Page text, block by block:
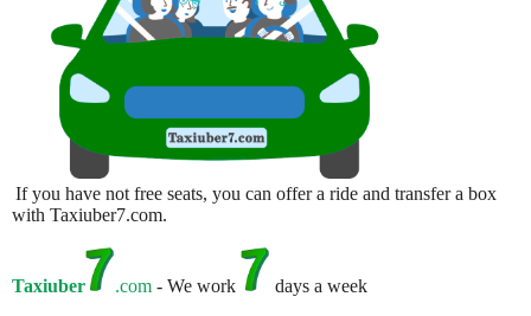
If you have not free seats, you can offer a ride and transfer a box
with Taxiuber7.com.
Taxiuber .com - We work days a week